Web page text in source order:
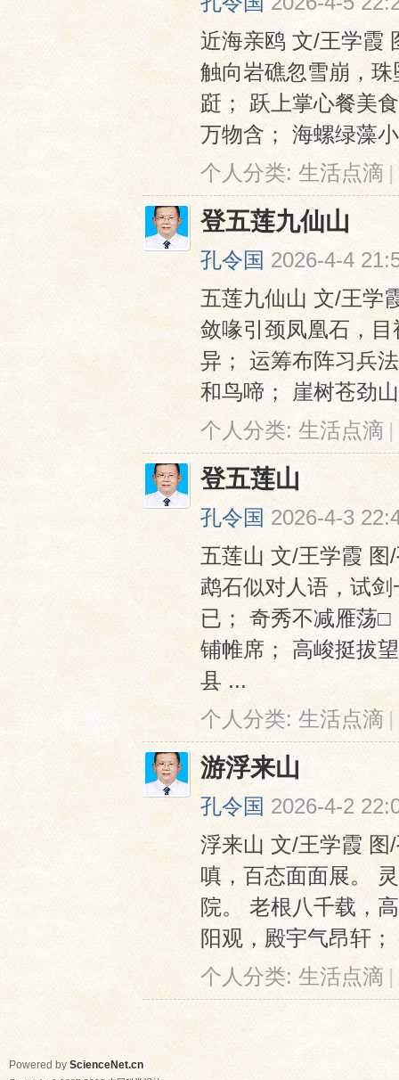
近海亲鸥 文/王学霞
触向岩礁忽雪崩，
跹； 跃上掌心餐美
万物含； 海螺绿藻
个人分类: 生活点滴 |
登五莲九仙山
孔令国 2026-4-4
五莲九仙山 文/王学
敛喙引颈凤凰石，
异； 运筹布阵习兵
和鸟啼； 崖树苍劲
个人分类:生活点滴 |
登五莲山
孔令国 2026-4-3
五莲山 文/王学霞
鹉石似对人语，试
已； 奇秀不减雁荡□
铺帷席； 高峻挺拔
县 ...
个人分类: 生活点滴 |
游浮来山
孔令国 2026-4-2
浮来山 文/王学霞 图
嗔，百态面面展。
院。 老根八千载，
阳观，殿宇气昂轩
个人分类: 生活点滴 |
Powered by ScienceNet.cn